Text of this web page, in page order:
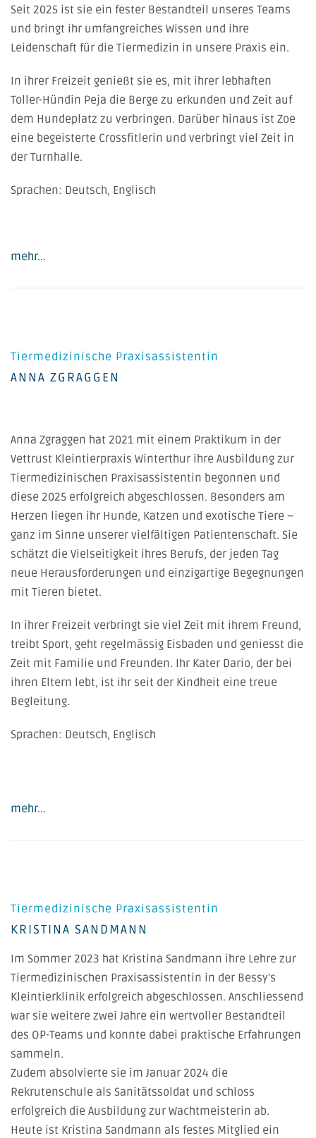
Seit 2025 ist sie ein fester Bestandteil unseres Teams
und bringt ihr umfangreiches Wissen und ihre
Leidenschaft für die Tiermedizin in unsere Praxis ein.
In ihrer Freizeit genießt sie es, mit ihrer lebhaften
Toller-Hündin Peja die Berge zu erkunden und Zeit auf
dem Hundeplatz zu verbringen. Darüber hinaus ist Zoe
eine begeisterte Crossfitlerin und verbringt viel Zeit in
der Turnhalle.
Sprachen: Deutsch, Englisch
mehr...
Tiermedizinische Praxisassistentin
ANNA ZGRAGGEN
Anna Zgraggen hat 2021 mit einem Praktikum in der
Vettrust Kleintierpraxis Winterthur ihre Ausbildung zur
Tiermedizinischen Praxisassistentin begonnen und
diese 2025 erfolgreich abgeschlossen. Besonders am
Herzen liegen ihr Hunde, Katzen und exotische Tiere –
ganz im Sinne unserer vielfältigen Patientenschaft. Sie
schätzt die Vielseitigkeit ihres Berufs, der jeden Tag
neue Herausforderungen und einzigartige Begegnungen
mit Tieren bietet.
In ihrer Freizeit verbringt sie viel Zeit mit ihrem Freund,
treibt Sport, geht regelmässig Eisbaden und geniesst die
Zeit mit Familie und Freunden. Ihr Kater Dario, der bei
ihren Eltern lebt, ist ihr seit der Kindheit eine treue
Begleitung.
Sprachen: Deutsch, Englisch
mehr...
Tiermedizinische Praxisassistentin
KRISTINA SANDMANN
Im Sommer 2023 hat Kristina Sandmann ihre Lehre zur
Tiermedizinischen Praxisassistentin in der Bessy's
Kleintierklinik erfolgreich abgeschlossen. Anschliessend
war sie weitere zwei Jahre ein wertvoller Bestandteil
des OP-Teams und konnte dabei praktische Erfahrungen
sammeln.
Zudem absolvierte sie im Januar 2024 die
Rekrutenschule als Sanitätssoldat und schloss
erfolgreich die Ausbildung zur Wachtmeisterin ab.
Heute ist Kristina Sandmann als festes Mitglied ein